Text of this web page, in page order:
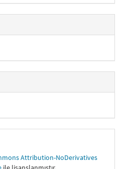
Attribution-NoDerivatives